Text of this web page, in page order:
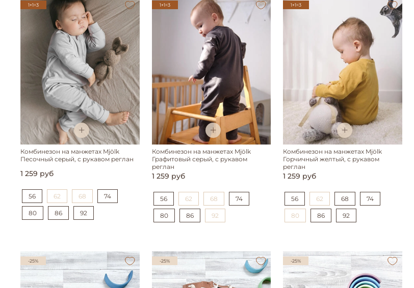
1+1=3
Комбинезон на манжетах Mjölk
Песочный серый, с рукавом реглан
1 259 руб
56 62 68 74
80 86 92
1+1=3
Комбинезон на манжетах Mjölk
Графитовый серый, с рукавом
реглан
1 259 руб
56 62 68 74
80 86 92
1+1=3
Комбинезон на манжетах Mjölk
Горчичный желтый, с рукавом
реглан
1 259 руб
56 62 68 74
80 86 92
-25% -25% -25%